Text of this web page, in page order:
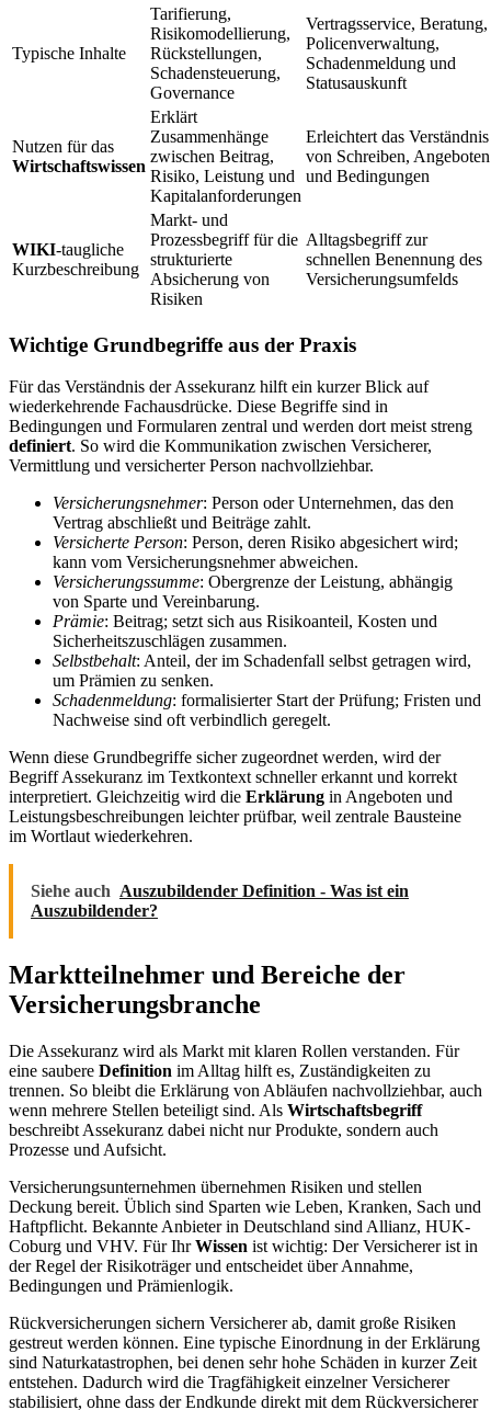
Typische Inhalte
Tarifierung,
Risikomodellierung,
Rückstellungen,
Schadensteuerung,
Governance
Vertragsservice, Beratung,
Policenverwaltung,
Schadenmeldung und
Statusauskunft
Nutzen für das
Wirtschaftswissen
Erklärt
Zusammenhänge
zwischen Beitrag,
Risiko, Leistung und
Kapitalanforderungen
Erleichtert das Verständnis
von Schreiben, Angeboten
und Bedingungen
WIKI-taugliche
Kurzbeschreibung
Markt- und
Prozessbegriff für die
strukturierte
Absicherung von
Risiken
Alltagsbegriff zur
schnellen Benennung des
Versicherungsumfelds
Wichtige Grundbegriffe aus der Praxis
Für das Verständnis der Assekuranz hilft ein kurzer Blick auf
wiederkehrende Fachausdrücke. Diese Begriffe sind in
Bedingungen und Formularen zentral und werden dort meist streng
definiert. So wird die Kommunikation zwischen Versicherer,
Vermittlung und versicherter Person nachvollziehbar.
Versicherungsnehmer: Person oder Unternehmen, das den
Vertrag abschließt und Beiträge zahlt.
Versicherte Person: Person, deren Risiko abgesichert wird;
kann vom Versicherungsnehmer abweichen.
Versicherungssumme: Obergrenze der Leistung, abhängig
von Sparte und Vereinbarung.
Prämie: Beitrag; setzt sich aus Risikoanteil, Kosten und
Sicherheitszuschlägen zusammen.
Selbstbehalt: Anteil, der im Schadenfall selbst getragen wird,
um Prämien zu senken.
Schadenmeldung: formalisierter Start der Prüfung; Fristen und
Nachweise sind oft verbindlich geregelt.
Wenn diese Grundbegriffe sicher zugeordnet werden, wird der
Begriff Assekuranz im Textkontext schneller erkannt und korrekt
interpretiert. Gleichzeitig wird die Erklärung in Angeboten und
Leistungsbeschreibungen leichter prüfbar, weil zentrale Bausteine
im Wortlaut wiederkehren.
Siehe auch Auszubildender Definition - Was ist ein
Auszubildender?
Marktteilnehmer und Bereiche der
Versicherungsbranche
Die Assekuranz wird als Markt mit klaren Rollen verstanden. Für
eine saubere Definition im Alltag hilft es, Zuständigkeiten zu
trennen. So bleibt die Erklärung von Abläufen nachvollziehbar, auch
wenn mehrere Stellen beteiligt sind. Als Wirtschaftsbegriff
beschreibt Assekuranz dabei nicht nur Produkte, sondern auch
Prozesse und Aufsicht.
Versicherungsunternehmen übernehmen Risiken und stellen
Deckung bereit. Üblich sind Sparten wie Leben, Kranken, Sach und
Haftpflicht. Bekannte Anbieter in Deutschland sind Allianz, HUK-
Coburg und VHV. Für IhrWissen ist wichtig: Der Versicherer ist in
der Regel der Risikoträger und entscheidet über Annahme,
Bedingungen und Prämienlogik.
Rückversicherungen sichern Versicherer ab, damit große Risiken
gestreut werden können. Eine typische Einordnung in der Erklärung
sind Naturkatastrophen, bei denen sehr hohe Schäden in kurzer Zeit
entstehen. Dadurch wird die Tragfähigkeit einzelner Versicherer
stabilisiert, ohne dass der Endkunde direkt mit dem Rückversicherer